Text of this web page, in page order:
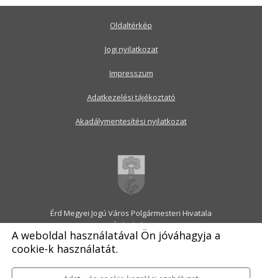
A weboldal használatával Ön jóváhagyja a
cookie-k használatát.
Érd Megyei Jogú Város Polgármesteri Hivatala
2030 Érd, Alsó utca 1.
Levélcím: 2031 Érd, Pf.: 31
E-mail:onkormanyzat@erd.hu
Telefonközpont:06-23-522-300
Oldaltérkép
Jogi nyilatkozat
Impresszum
Adatkezelési tájékoztató
Akadálymentesítési nyilatkozat